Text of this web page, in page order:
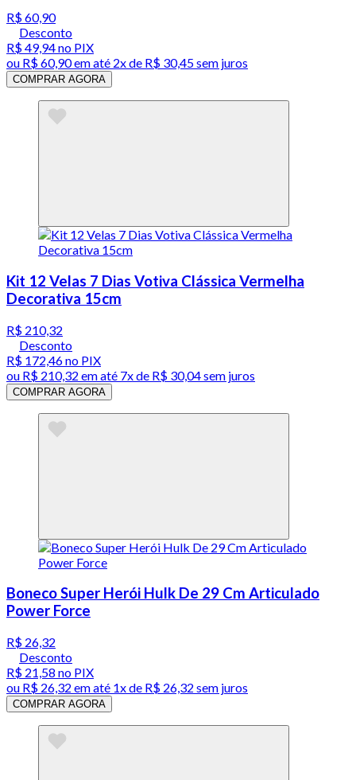
R$ 60,90
Desconto
R$ 49,94no PIX
ou R$ 60,90em até 2x de R$ 30,45 sem juros
COMPRAR AGORA
Kit 12 Velas 7 Dias Votiva Clássica Vermelha
Decorativa 15cm
R$ 210,32
Desconto
R$ 172,46no PIX
ou R$ 210,32 em até 7x de R$ 30,04 sem juros
COMPRAR AGORA
Boneco Super Herói Hulk De 29 Cm Articulado
Power Force
R$ 26,32
Desconto
R$ 21,58 no PIX
ou R$ 26,32 em até 1x de R$ 26,32 sem juros
COMPRAR AGORA